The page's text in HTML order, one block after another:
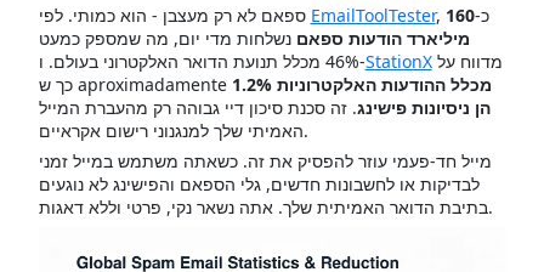
ספאם לא רק מעצבן - הוא כמותי. לפי EmailToolTester , כ-160
מיליארד הודעות ספאם נשלחות מדי יום, מה שמספק כמעט
46% מכלל תנועת הדואר האלקטרוני בעולם. ו-StationXמדווח על
כך ש aproximadamente 1.2% מכלל ההודעות האלקטרוניות
הן ניסיונות פישינג. זה סכנת סיכון דיי גבוהה רק מהעברת המייל
האמיתי שלך למנגנוני רישום אקראיים.
מייל חד-פעמי עוזר להפסיק את זה. כשאתה משתמש במייל זמני
לבדיקות או לחשבונות חדשים, גלי הספאם והפישינג לא נוגעים
בתיבת הדואר האמיתית שלך. אתה נשאר נקי, פרטי וללא דאגות.